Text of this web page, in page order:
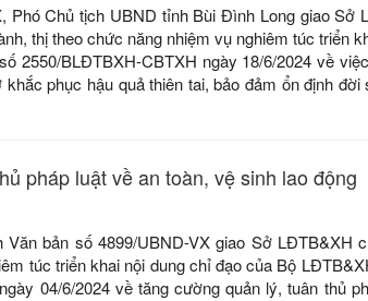
Phó Chủ tịch UBND tỉnh Bùi Đình Long giao Sở
thị theo chức năng nhiệm vụ nghiêm túc triển
2550/BLĐTBXH-CBTXH ngày 18/6/2024 về
phục hậu quả thiên tai, bảo đảm ổn định đời
pháp luật về an toàn, vệ sinh lao động
Văn bản số 4899/UBND-VX giao Sở LĐTB&XH
túc triển khai nội dung chỉ đạo của Bộ
04/6/2024 về tăng cường quản lý, tuân thủ